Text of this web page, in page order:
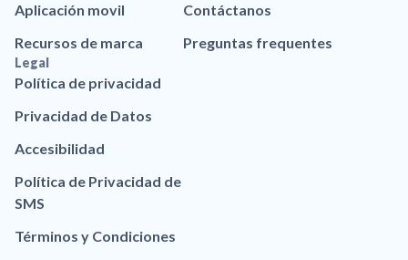
Aplicación movil
Recursos de marca
Contáctanos
Preguntas frequentes
Legal
Política de privacidad
Privacidad de Datos
Accesibilidad
Política de Privacidad de
SMS
Términos y Condiciones